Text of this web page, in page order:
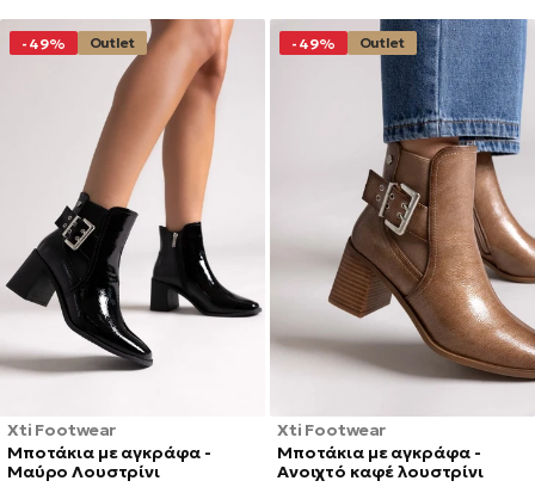
Xti Footwear
Μποτάκια με αγκράφα -
Μαύρο Λουστρίνι
-49% Outlet
Xti Footwear
Μποτάκια με αγκράφα -
Ανοιχτό καφέ λουστρίνι
-49% Outlet